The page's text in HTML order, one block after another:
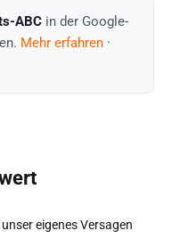
ABC in der Google-
Mehr erfahren ·